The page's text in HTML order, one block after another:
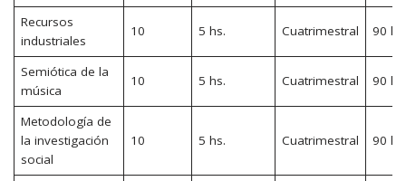
Recursos
industriales
10 5 hs. Cuatrimestral 90 hs.
Semiótica de la
música
10 5 hs. Cuatrimestral 90 hs.
Metodología de
la investigación
social
10 5 hs. Cuatrimestral 90 hs.